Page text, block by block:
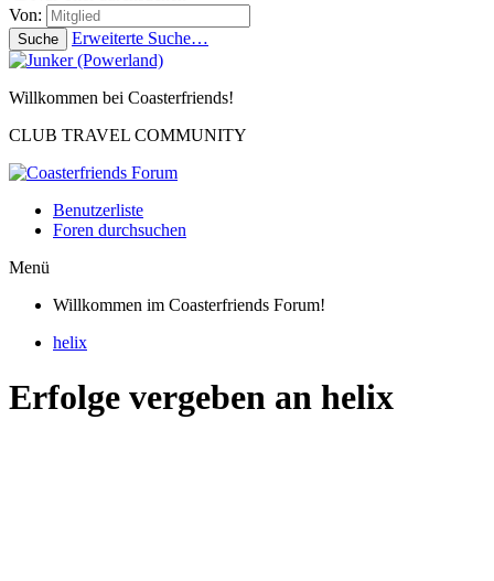
Von:
Suche Erweiterte Suche…
Willkommen bei Coasterfriends!
CLUB TRAVEL COMMUNITY
Benutzerliste
Foren durchsuchen
Menü
Willkommen im Coasterfriends Forum!
helix
Erfolge vergeben an helix